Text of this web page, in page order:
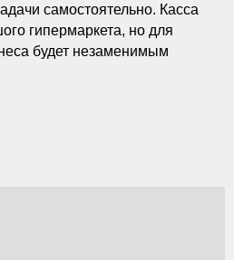
самостоятельно. Касса
гипермаркета, но для
будет незаменимым